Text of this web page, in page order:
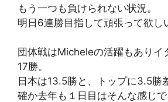
もう一つも負けられない状況。
明日6連勝目指して頑張って欲し
団体戦はMicheleの活躍もありイ
17勝。
日本は13.5勝と、トップに3.5勝
確か去年も１日目はそんな感じで